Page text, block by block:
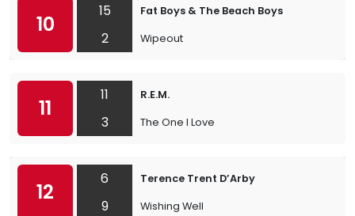
10
15
2
Fat Boys & The Beach Boys
Wipeout
11
11
3
R.E.M.
The One I Love
12
6
9
Terence Trent D’Arby
Wishing Well